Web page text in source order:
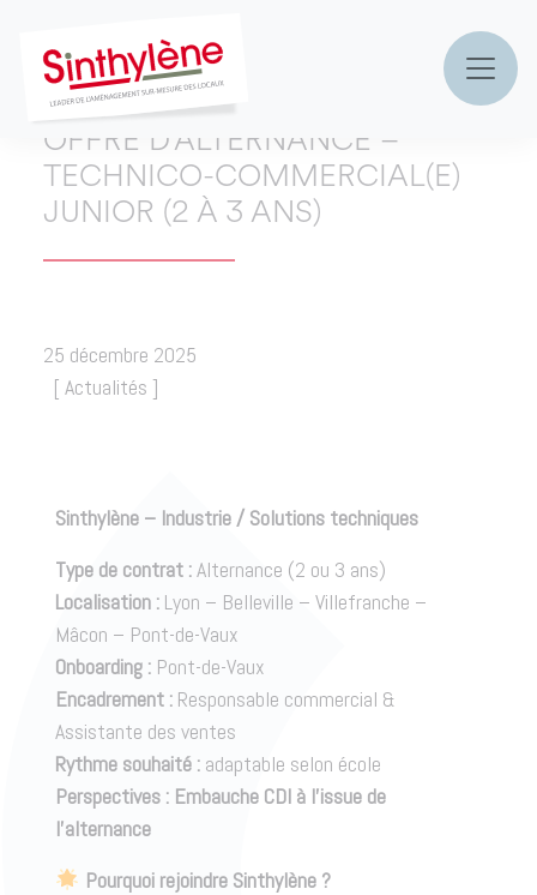
Offre d’alternance –
Technico-Commercial(e) Junior (2 à 3 ans)
OFFRE D’ALTERNANCE –
TECHNICO-COMMERCIAL(E)
JUNIOR (2 À 3 ANS)
25 décembre 2025
[ Actualités ]
Sinthylène – Industrie / Solutions techniques
Type de contrat :Alternance (2 ou 3 ans)
Localisation : Lyon – Belleville – Villefranche –
Mâcon – Pont-de-Vaux
Onboarding : Pont-de-Vaux
Encadrement : Responsable commercial &
Assistante des ventes
Rythme souhaité : adaptable selon école
Perspectives : Embauche CDI à l’issue de
l’alternance
Pourquoi rejoindre Sinthylène ?